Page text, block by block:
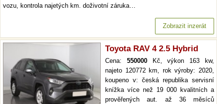
vozu, kontrola najetých km. doživotní záruka…
Zobrazit inzerát
Toyota RAV 4 2.5 Hybrid
Cena: 550000Kč, výkon 163 kw,
najeto 120772 km, rok výroby: 2020,
koupeno v: česká republika servisní
knížka více než 19 000 kvalitních a
prověřených aut. až 36 měsíců